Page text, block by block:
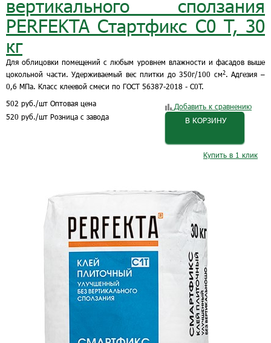
вертикального сползания
PERFEKTA Стартфикс C0 T, 30
кг
Для облицовки помещений с любым уровнем влажности и фасадов выше
цокольной части. Удерживаемый вес плитки до 350г/100 см2. Адгезия –
0,6 МПа. Класс клеевой смеси по ГОСТ 56387-2018 - C0T.
502 руб./шт Оптовая цена
520 руб./шт Розница с завода
Добавить к сравнению
В КОРЗИНУ
Купить в 1 клик